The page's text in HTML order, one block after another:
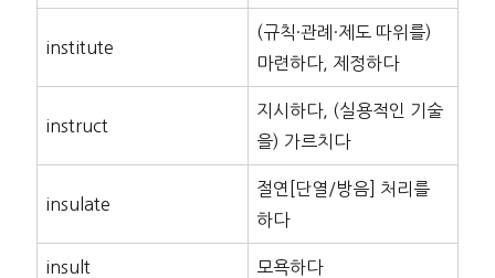
institute
(규칙·관례·제도 따위를)
마련하다, 제정하다
instruct
지시하다, (실용적인 기술
을) 가르치다
insulate
절연[단열/방음] 처리를
하다
insult 모욕하다